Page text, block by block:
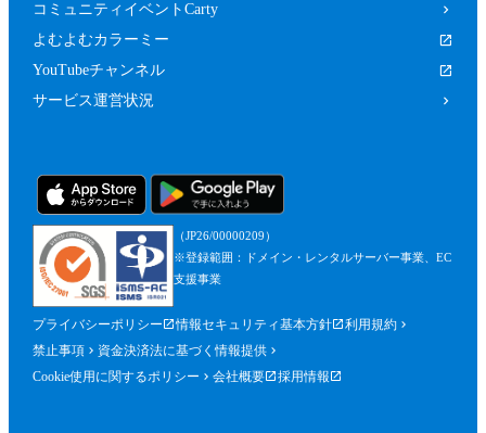
コミュニティイベントCarty
よむよむカラーミー
YouTubeチャンネル
サービス運営状況
（JP26/00000209）
※登録範囲：ドメイン・レンタルサーバー事業、EC
支援事業
プライバシーポリシー 情報セキュリティ基本方針
利用規約
禁止事項
資金決済法に基づく情報提供
Cookie使用に関するポリシー
会社概要 採用情報